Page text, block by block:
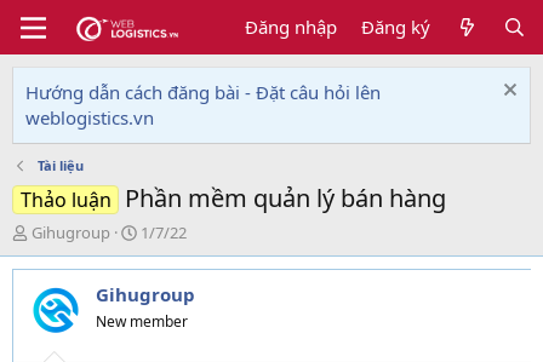
Đăng nhập Đăng ký
Hướng dẫn cách đăng bài - Đặt câu hỏi lên
weblogistics.vn
Tài liệu
Thảo luận Phần mềm quản lý bán hàng
T
h
r
e
a
Gihugroup
N
g
à
y
g
1/7/22
Gihugroup
New member